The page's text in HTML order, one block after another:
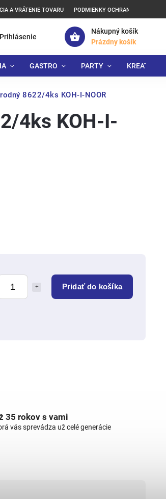
A VRÁTENIE TOVARU PODMIENKY OCHRANY
Nákupný košík
Prázdny košík
Prihlásenie
GASTRO PARTY
8622/4ks KOH-I-NOOR
Pridať do košíka
4ks KOH-I-
35 rokov s vami
vás sprevádza už celé generácie